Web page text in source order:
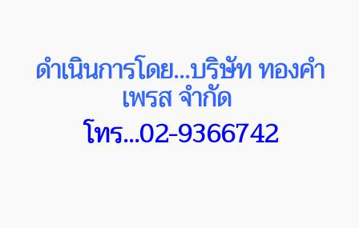
ดำเนินการโดย...บริษัท ทองคำ
เพรส จำกัด
โทร...02-9366742